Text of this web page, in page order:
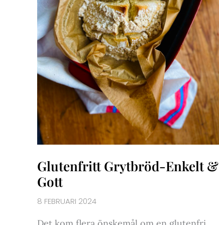
Glutenfritt Grytbröd-Enkelt &
Gott
8 FEBRUARI 2024